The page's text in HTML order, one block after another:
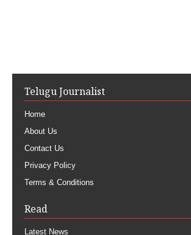
Telugu Journalist
Home
About Us
Contact Us
Privacy Policy
Terms & Conditions
Read
Latest News